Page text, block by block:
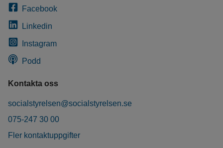
Facebook
Linkedin
Instagram
Podd
Kontakta oss
socialstyrelsen@socialstyrelsen.se
075-247 30 00
Fler kontaktuppgifter